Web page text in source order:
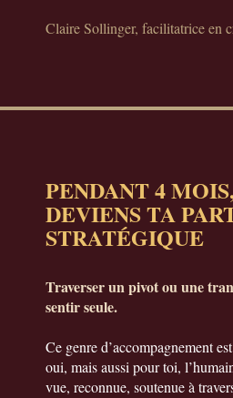
Claire Sollinger, facilitatrice en
PENDANT 4
DEVIENS TA
STRATÉGIQUE
Traverser un pivot ou une
sentir seule.
Ce genre d’accompagnement
oui, mais aussi pour toi,
vue, reconnue, soutenue à